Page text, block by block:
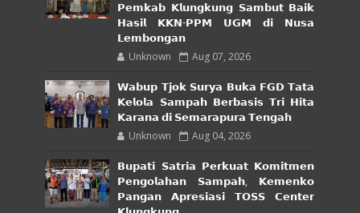
𝗣𝗲𝗺𝗸𝗮𝗯 𝗞𝗹𝘂𝗻𝗴𝗸𝘂𝗻𝗴 𝗦𝗮𝗺𝗯𝘂𝘁 𝗕𝗮𝗶𝗸
𝗛𝗮𝘀𝗶𝗹 𝗞𝗞𝗡-𝗣𝗣𝗠 𝗨𝗚𝗠 𝗱𝗶 𝗡𝘂𝘀𝗮
𝗟𝗲𝗺𝗯𝗼𝗻𝗴𝗮𝗻
Unknown Aug 07, 2026
𝗪𝗮𝗯𝘂𝗽 𝗧𝗷𝗼𝗸 𝗦𝘂𝗿𝘆𝗮 𝗕𝘂𝗸𝗮 𝗙𝗚𝗗 𝗧𝗮𝘁𝗮
𝗞𝗲𝗹𝗼𝗹𝗮 𝗦𝗮𝗺𝗽𝗮𝗵 𝗕𝗲𝗿𝗯𝗮𝘀𝗶𝘀 𝗧𝗿𝗶 𝗛𝗶𝘁𝗮
𝗞𝗮𝗿𝗮𝗻𝗮 𝗱𝗶 𝗦𝗲𝗺𝗮𝗿𝗮𝗽𝘂𝗿𝗮 𝗧𝗲𝗻𝗴𝗮𝗵
Unknown Aug 04, 2026
𝗕𝘂𝗽𝗮𝘁𝗶 𝗦𝗮𝘁𝗿𝗶𝗮 𝗣𝗲𝗿𝗸𝘂𝗮𝘁 𝗞𝗼𝗺𝗶𝘁𝗺𝗲𝗻
𝗣𝗲𝗻𝗴𝗼𝗹𝗮𝗵𝗮𝗻 𝗦𝗮𝗺𝗽𝗮𝗵, 𝗞𝗲𝗺𝗲𝗻𝗸𝗼
𝗣𝗮𝗻𝗴𝗮𝗻 𝗔𝗽𝗿𝗲𝘀𝗶𝗮𝘀𝗶 𝗧𝗢𝗦𝗦 𝗖𝗲𝗻𝘁𝗲𝗿